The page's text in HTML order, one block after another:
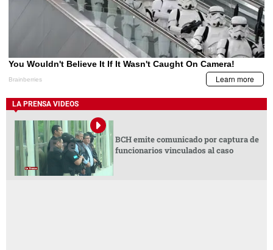
LA PRENSA VIDEOS
BCH emite comunicado por captura de
funcionarios vinculados al caso